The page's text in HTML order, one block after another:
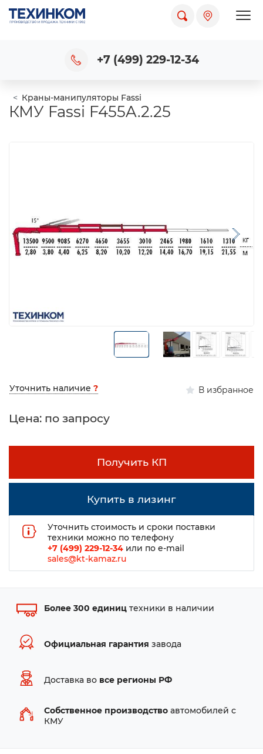
+7 (499) 229-12-34
Краны-манипуляторы Fassi
КМУ Fassi F455A.2.25
Уточнить наличие ? В избранное
Цена: по запросу
Получить КП
Купить в лизинг
Уточнить стоимость и сроки поставки
техники можно по телефону
+7 (499) 229-12-34 или по e-mail
sales@kt-kamaz.ru
Более 300 единиц техники в наличии
Официальная гарантия завода
Доставка во все регионы РФ
Собственное производство автомобилей с
КМУ